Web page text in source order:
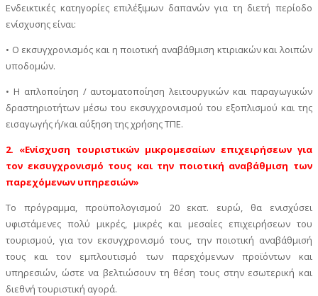
Ενδεικτικές κατηγορίες επιλέξιμων δαπανών για τη διετή περίοδο
ενίσχυσης είναι:
• Ο εκσυγχρονισμός και η ποιοτική αναβάθμιση κτιριακών και λοιπών
υποδομών.
• Η απλοποίηση / αυτοματοποίηση λειτουργικών και παραγωγικών
δραστηριοτήτων μέσω του εκσυγχρονισμού του εξοπλισμού και της
εισαγωγής ή/και αύξηση της χρήσης ΤΠΕ.
2. «Ενίσχυση τουριστικών μικρομεσαίων επιχειρήσεων για
τον εκσυγχρονισμό τους και την ποιοτική αναβάθμιση των
παρεχόμενων υπηρεσιών»
Το πρόγραμμα, προϋπολογισμού 20 εκατ. ευρώ, θα ενισχύσει
υφιστάμενες πολύ μικρές, μικρές και μεσαίες επιχειρήσεων του
τουρισμού, για τον εκσυγχρονισμό τους, την ποιοτική αναβάθμισή
τους και τον εμπλουτισμό των παρεχόμενων προϊόντων και
υπηρεσιών, ώστε να βελτιώσουν τη θέση τους στην εσωτερική και
διεθνή τουριστική αγορά.